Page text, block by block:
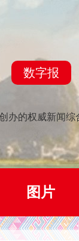
数字报
办的权威新闻综
图片